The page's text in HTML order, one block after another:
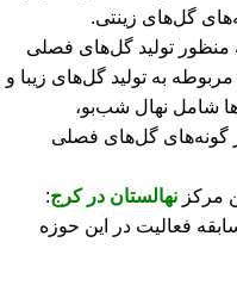
گل‌های زینتی.
منظور تولید گل‌های فصلی
به تولید گل‌های زیبا و
شامل نهال شب‌بو،
گونه‌های گل‌های فصلی
مرکز نهالستان در کرج:
نهال با بیش از 30 سال سابقه فعالیت در این حوزه